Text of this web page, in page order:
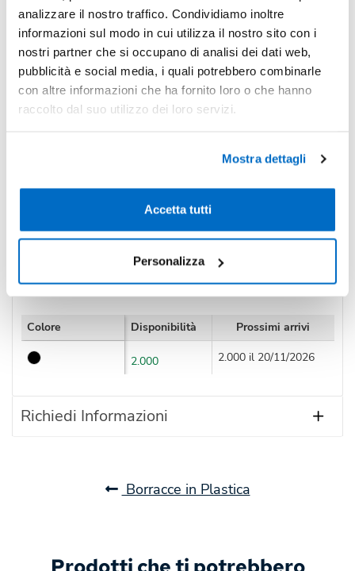
analizzare il nostro traffico. Condividiamo inoltre
informazioni sul modo in cui utilizza il nostro sito con i
nostri partner che si occupano di analisi dei dati web,
pubblicità e social media, i quali potrebbero combinarle
con altre informazioni che ha fornito loro o che hanno
raccolto dal suo utilizzo dei loro servizi.
Mostra dettagli
Accetta tutti
Personalizza
Pezzi 500 -18% € 2,83
*Prezzi prodotto per quantità merce neutra e prezzi IVA
Non trovi la quantità in tabella?Calcola il preventivo
Colore Disponibilità Prossimi arrivi
2.000 2.000 il 20/11/2026
Richiedi Informazioni
Borracce in Plastica